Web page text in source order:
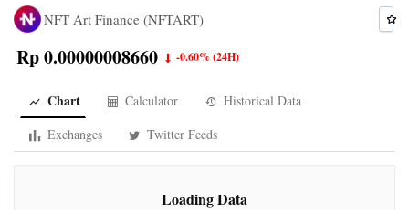
NFT Art Finance (NFTART)
Rp 0.00000008660 -0.60%(24H)
Chart Calculator
Historical Data
Exchanges
Twitter Feeds
Loading Data